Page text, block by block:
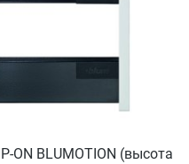
ON BLUMOTION (высота